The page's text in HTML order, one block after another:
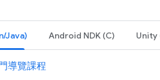
Java) Android NDK (C) Unity
導覽課程